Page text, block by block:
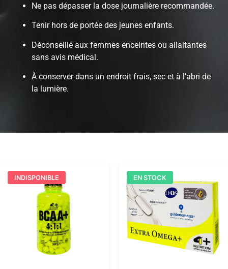
Ne pas dépasser la dose journalière recommandée.
Tenir hors de portée des jeunes enfants.
Déconseillé aux femmes enceintes ou allaitantes
sans avis médical.
À conserver dans un endroit frais, sec et à l’abri de
la lumière.
INDISPONIBLE EN STOCK